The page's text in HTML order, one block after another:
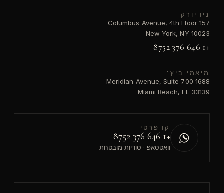
ניו יורק
157 Columbus Avenue, 4th Floor
New York, NY 10023
+1 646 376 8752
מיאמי ביץ'
1688 Meridian Avenue, Suite 700
Miami Beach, FL 33139
קו פרטי
+1 646 376 8752
וואטסאפ · סודיות מובטחת